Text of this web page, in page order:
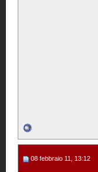
08 febbraio 11, 13:12